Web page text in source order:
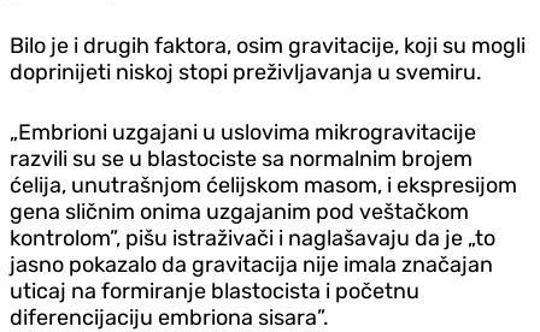
Bilo je i drugih faktora, osim gravitacije, koji su mogli
doprinijeti niskoj stopi preživljavanja u svemiru.
„Embrioni uzgajani u uslovima mikrogravitacije
razvili su se u blastociste sa normalnim brojem
ćelija, unutrašnjom ćelijskom masom, i ekspresijom
gena sličnim onima uzgajanim pod veštačkom
kontrolom”, pišu istraživači i naglašavaju da je „to
jasno pokazalo da gravitacija nije imala značajan
uticaj na formiranje blastocista i početnu
diferencijaciju embriona sisara”.